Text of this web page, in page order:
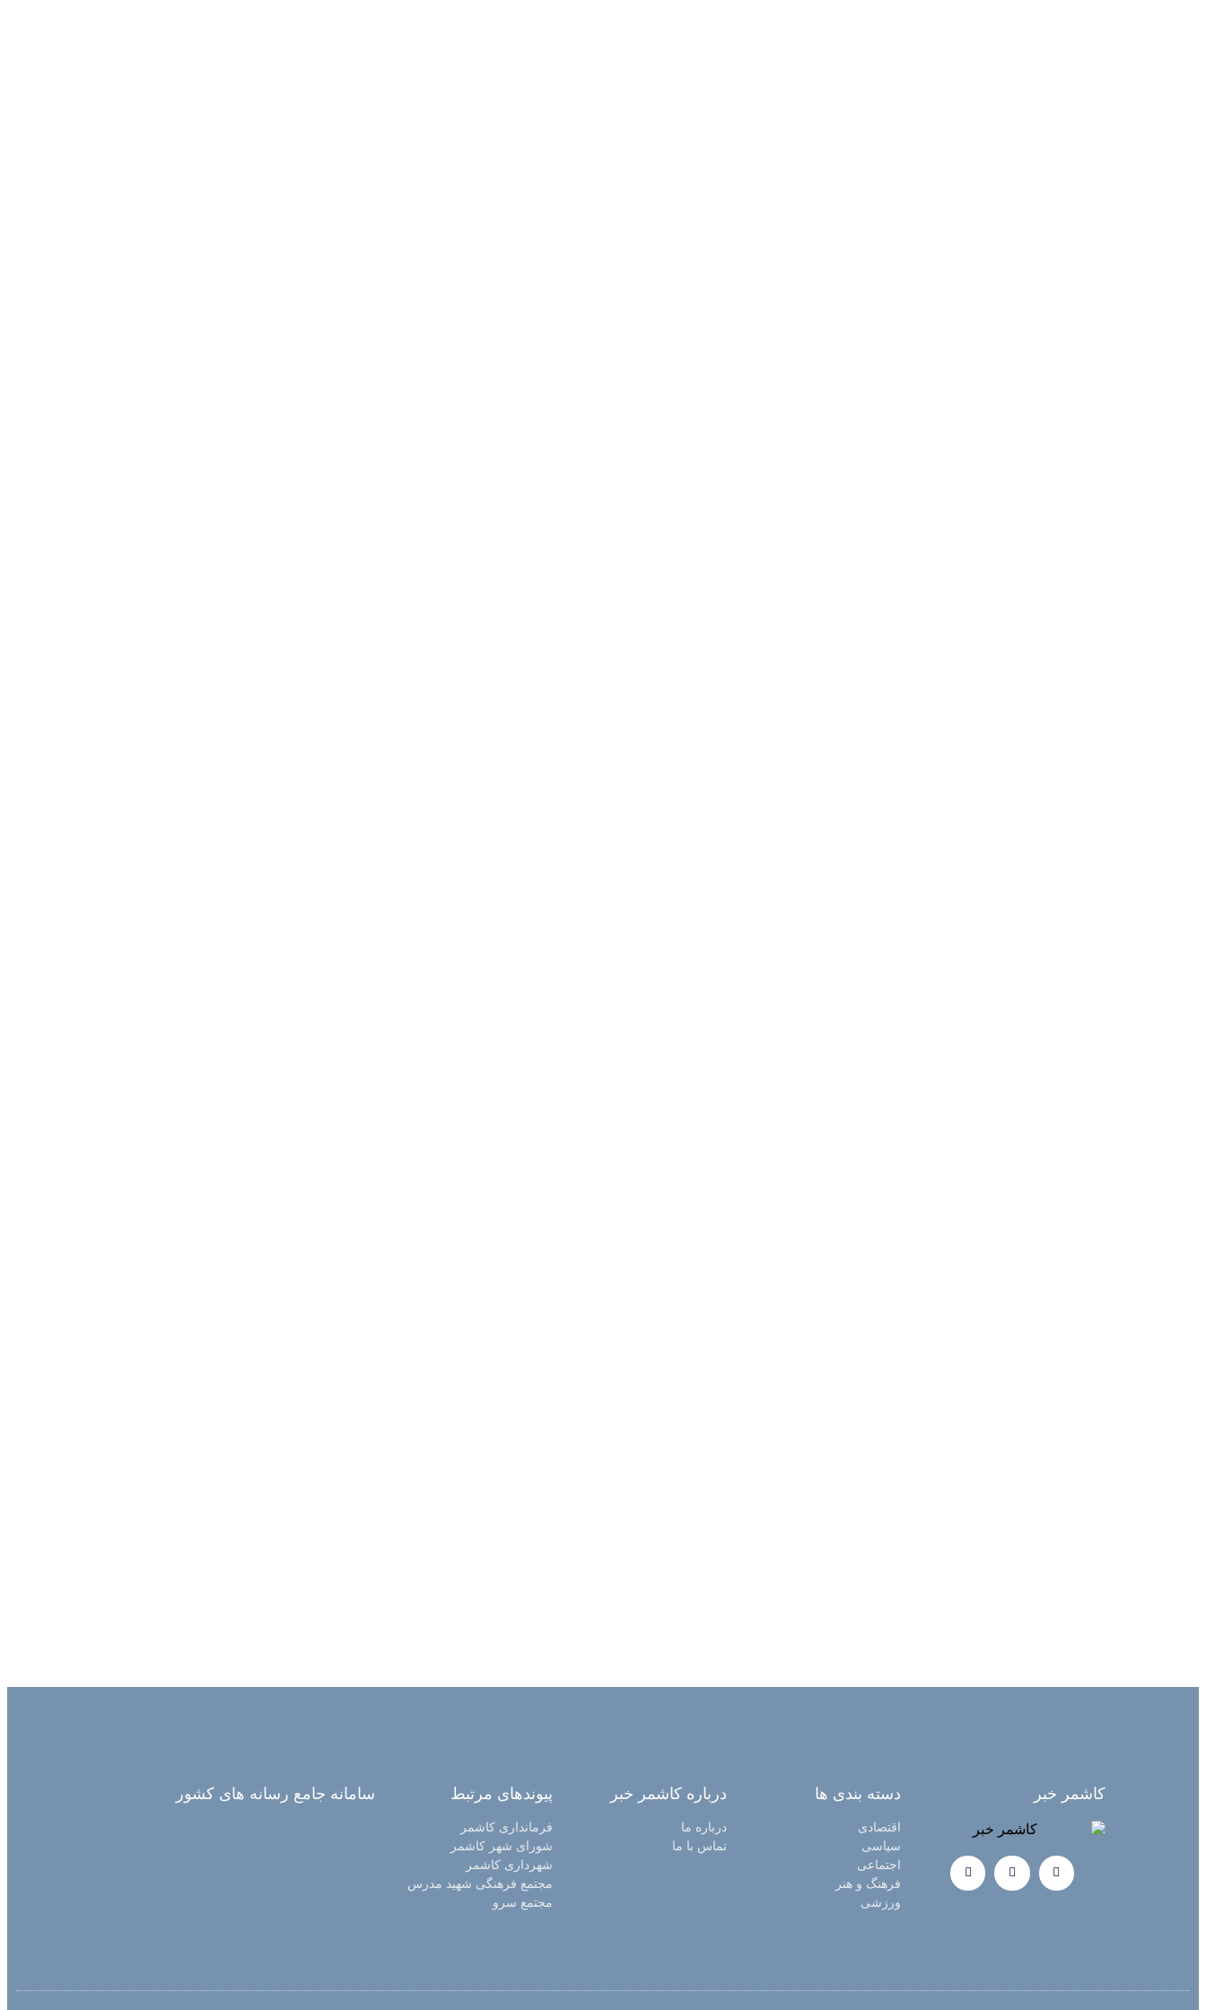
کاشمر خبر دسته بندی ها
اقتصادی
سیاسی
اجتماعی
فرهنگ و هنر
ورزشی
درباره کاشمر خبر
درباره ما
تماس با ما
پیوندهای مرتبط
فرمانداری کاشمر
شورای شهر کاشمر
شهرداری کاشمر
مجتمع فرهنگی شهید مدرس
مجتمع سرو
سامانه جامع رسانه های کشور